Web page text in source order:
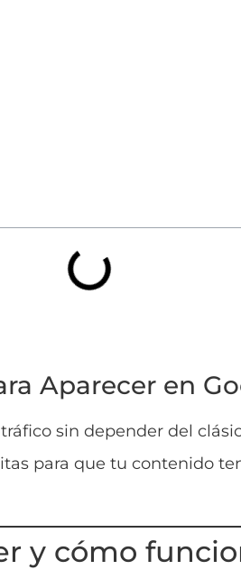
Aparecer en
sin depender del
para que tu contenido
y cómo